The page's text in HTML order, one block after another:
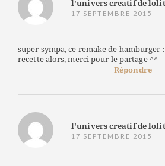
l'univers creatif de
17 SEPTEMBRE 2015
super sympa, ce remake de hamburger
recette alors, merci pour le partage ^^
Répondre
l'univers creatif de
17 SEPTEMBRE 2015